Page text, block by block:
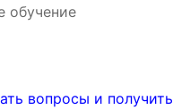
обучение
вопросы и